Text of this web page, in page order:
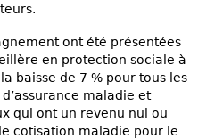
ont été présentées
en protection sociale à
baisse de 7 % pour tous les
maladie et
qui ont un revenu nul ou
cotisation maladie pour le